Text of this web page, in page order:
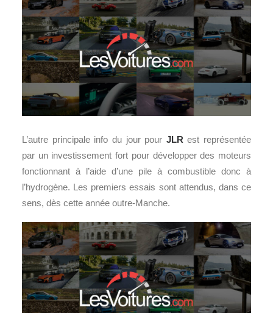
L’autre principale info du jour pour JLR est représentée
par un investissement fort pour développer des moteurs
fonctionnant à l’aide d’une pile à combustible donc à
l’hydrogène. Les premiers essais sont attendus, dans ce
sens, dès cette année outre-Manche.